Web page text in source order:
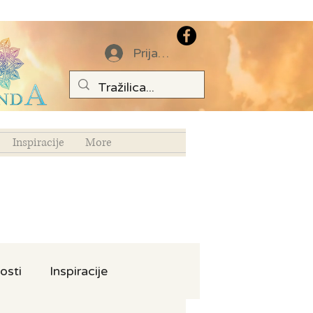
Prijava
Inspiracije More
Inspiracije